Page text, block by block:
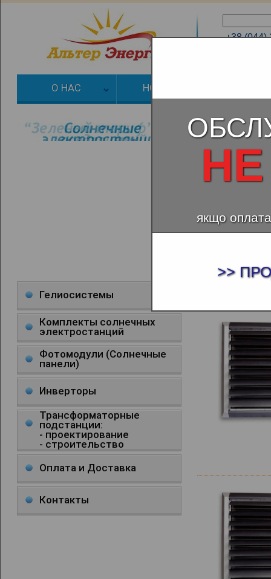
+38 (044)
О НАС НОВОСТИ
Гелиосистемы
Комплекты солнечных
электростанций
Фотомодули (Солнечные
панели)
Инверторы
Трансформаторные
подстанции:
- проектирование
- строительство
Оплата и Доставка
Контакты
якщо
>>